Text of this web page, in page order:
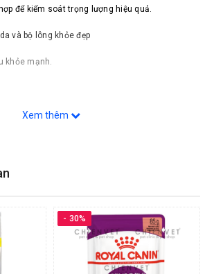
để kiểm soát trọng lượng hiệu quả.
và bộ lông khỏe đẹp
khỏe mạnh.
lông ngắn
và động vật, ngũ cốc, các chất chiết xuất từ cá
Xem thêm
- 30%